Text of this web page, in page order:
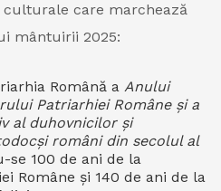
culturale care marchează
mântuirii 2025:
Română a Anului
Patriarhiei Române și a
al duhovnicilor și
români din secolul al
se 100 de ani de la
Române și 140 de ani de la